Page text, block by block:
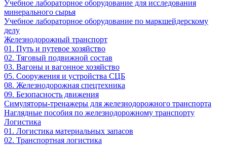
Учебное лабораторное оборудование для исследования
минерального сырья
Учебное лабораторное оборудование по маркшейдерскому
делу
Железнодорожный транспорт
01. Путь и путевое хозяйство
02. Тяговый подвижной состав
03. Вагоны и вагонное хозяйство
05. Сооружения и устройства СЦБ
08. Железнодорожная спецтехника
09. Безопасность движения
Симуляторы-тренажеры для железнодорожного транспорта
Наглядные пособия по железнодорожному транспорту
Логистика
01. Логистика материальных запасов
02. Транспортная логистика